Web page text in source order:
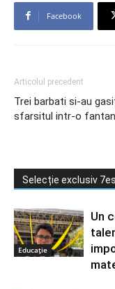
Facebook
Articolul precedent
Trei barbati si-au
sfarsitul intr-o
Selecție exclusiv
Educație
Un